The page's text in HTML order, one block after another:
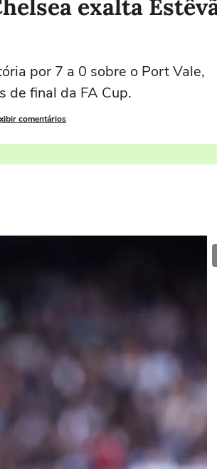
exalta
por 7 a 0 sobre o Port Vale,
de final da FA Cup.
comentários